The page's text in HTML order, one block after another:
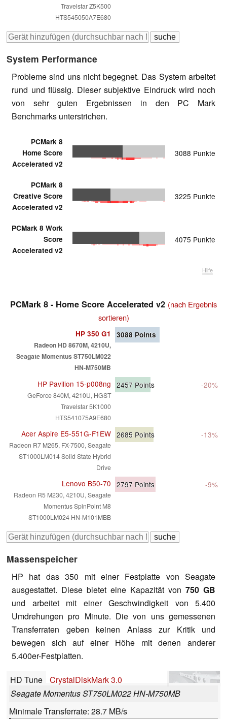
Travelstar Z5K500
HTS545050A7E680
System Performance
Probleme sind uns nicht begegnet. Das System arbeitet
rund und flüssig. Dieser subjektive Eindruck wird noch
von sehr guten Ergebnissen in den PC Mark
Benchmarks unterstrichen.
PCMark 8
Home Score
Accelerated v2
3088 Punkte
PCMark 8
Creative Score
Accelerated v2
3225 Punkte
PCMark 8 Work
Score
Accelerated v2
4075 Punkte
Hilfe
PCMark 8 - Home Score Accelerated v2 (nach Ergebnis
sortieren)
HP 350 G1
Radeon HD 8670M, 4210U,
Seagate Momentus ST750LM022
HN-M750MB
3088 Points
HP Pavilion 15-p008ng
GeForce 840M, 4210U, HGST
Travelstar 5K1000
HTS541075A9E680
2457 Points -20%
Acer Aspire E5-551G-F1EW
Radeon R7 M265, FX-7500, Seagate
ST1000LM014 Solid State Hybrid
Drive
2685 Points -13%
Lenovo B50-70
Radeon R5 M230, 4210U, Seagate
Momentus SpinPoint M8
ST1000LM024 HN-M101MBB
2797 Points -9%
Massenspeicher
HP hat das 350 mit einer Festplatte von Seagate
ausgestattet. Diese bietet eine Kapazität von 750 GB
und arbeitet mit einer Geschwindigkeit von 5.400
Umdrehungen pro Minute. Die von uns gemessenen
Transferraten geben keinen Anlass zur Kritik und
bewegen sich auf einer Höhe mit denen anderer
5.400er-Festplatten.
HD Tune
CrystalDiskMark 3.0
Seagate Momentus ST750LM022 HN-M750MB
Minimale Transferrate: 28.7 MB/s